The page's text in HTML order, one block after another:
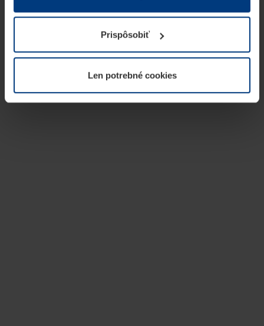
prevádzku tejto stránky. Pre všetky ostatné typy cookie
potrebujeme Vaše povolenie. Vaše povolenie môžete
kedykoľvek zmeniť alebo odvolať vo vysvetlení cookie
našej webovej stránky.
Prispôsobiť
Len potrebné cookies